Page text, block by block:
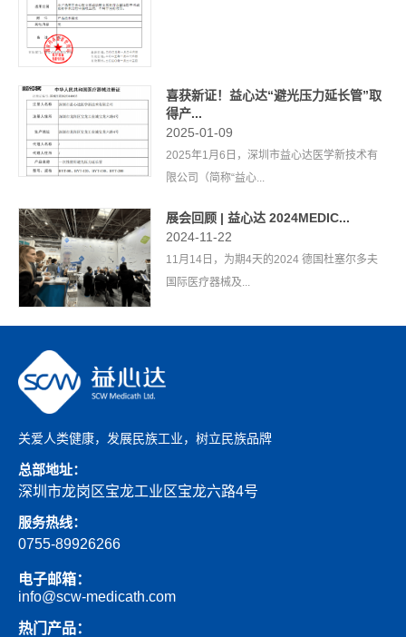
喜获新证！益心达“避光压力延长管”取
得产...
2025-01-09
2025年1月6日，深圳市益心达医学新技术有
限公司（简称“益心...
展会回顾 | 益心达 2024MEDIC...
2024-11-22
11月14日，为期4天的2024 德国杜塞尔多夫
国际医疗器械及...
关爱人类健康，发展民族工业，树立民族品牌
总部地址：
深圳市龙岗区宝龙工业区宝龙六路4号
服务热线：
0755-89926266
电子邮箱：
info@scw-medicath.com
热门产品：